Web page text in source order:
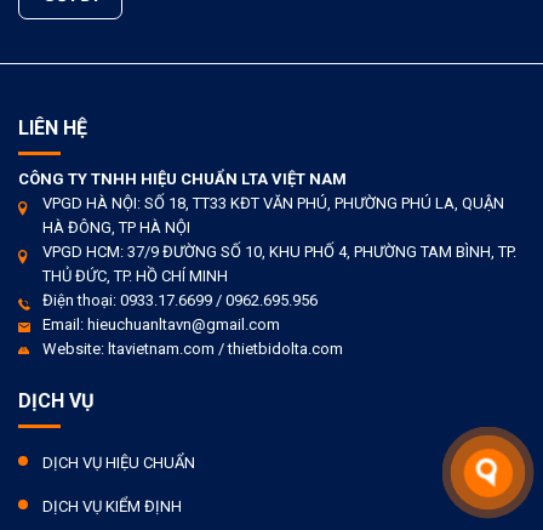
LIÊN HỆ
CÔNG TY TNHH HIỆU CHUẨN LTA VIỆT NAM
VPGD HÀ NỘI: SỐ 18, TT33 KĐT VĂN PHÚ, PHƯỜNG PHÚ LA, QUẬN
HÀ ĐÔNG, TP HÀ NỘI
VPGD HCM: 37/9 ĐƯỜNG SỐ 10, KHU PHỐ 4, PHƯỜNG TAM BÌNH, TP.
THỦ ĐỨC, TP. HỒ CHÍ MINH
Điện thoại: 0933.17.6699 / 0962.695.956
Email: hieuchuanltavn@gmail.com
Website: ltavietnam.com / thietbidolta.com
DỊCH VỤ
DỊCH VỤ HIỆU CHUẨN
DỊCH VỤ KIỂM ĐỊNH